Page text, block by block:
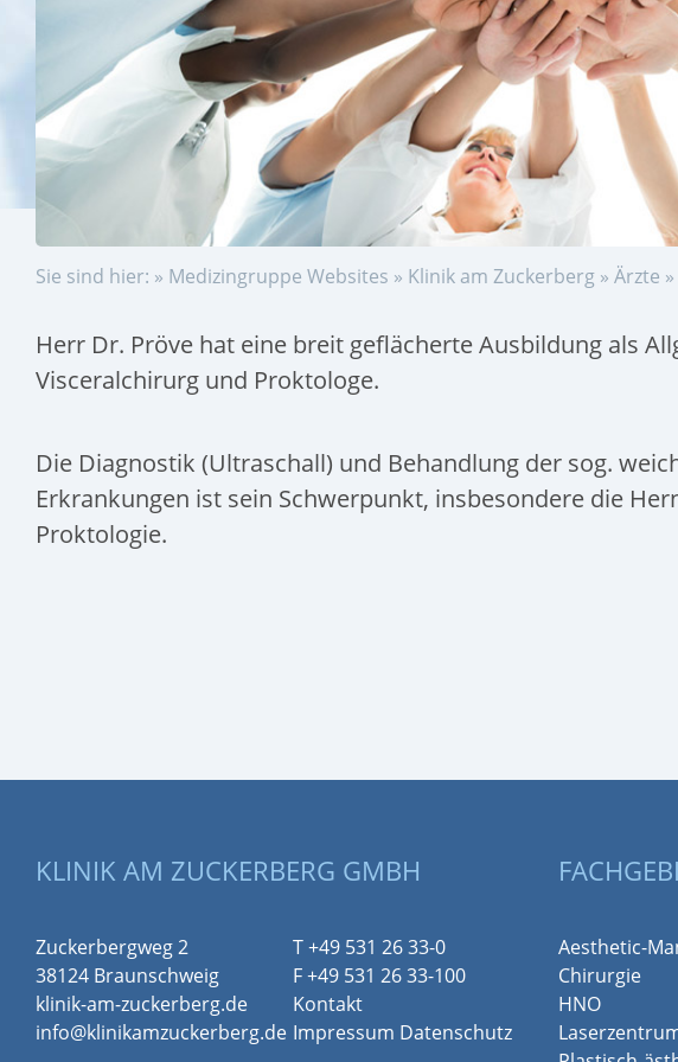
Sie sind hier: » Medizingruppe Websites » Klinik am Zuckerberg » Ärzte »
Herr Dr. Pröve hat eine breit geflächerte Ausbildung als
Visceralchirurg und Proktologe.
Die Diagnostik (Ultraschall) und Behandlung der sog.
Erkrankungen ist sein Schwerpunkt, insbesondere die
Proktologie.
KLINIK AM ZUCKERBERG GMBH
Zuckerbergweg 2
38124 Braunschweig
klinik-am-zuckerberg.de
info@klinikamzuckerberg.de
T +49 531 26 33-0
F +49 531 26 33-100
Kontakt
Impressum Datenschutz
Aesthetic-
Chirurgie
HNO